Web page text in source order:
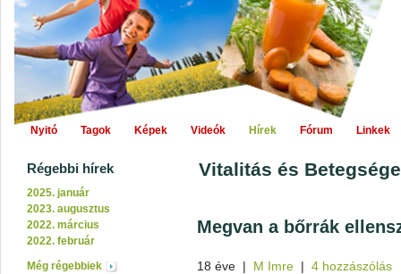
Nyitó Tagok Képek Videók Hírek Fórum Linkek
Régebbi hírek
2025. január
2023. augusztus
2022. március
2022. február
Még régebbiek
Vitalitás és
Megvan a bőrrák
18 éve | M Imre | 4 hozzászólás